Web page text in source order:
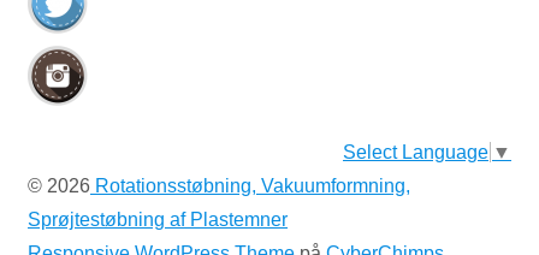
Select Language ▼
© 2026 Rotationsstøbning, Vakuumformning,
Sprøjtestøbning af Plastemner